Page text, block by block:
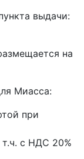
выдачи:
на
Миасса:
при
т.ч. с НДС 20%